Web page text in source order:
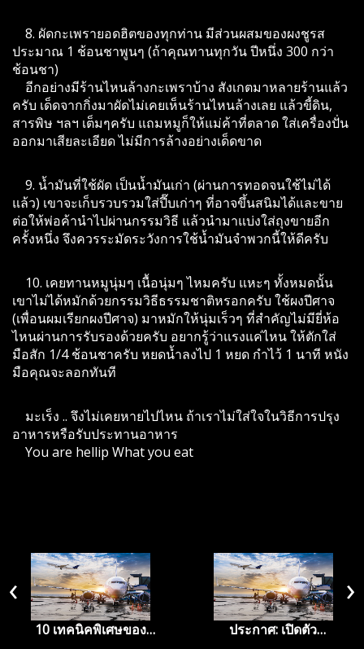
8. ผัดกะเพรายอดฮิตของทุกท่าน มีส่วนผสมของผงชูรส
ประมาณ 1 ช้อนชาพูนๆ (ถ้าคุณทานทุกวัน ปีหนึ่ง 300 กว่า
ช้อนชา)
อีกอย่างมีร้านไหนล้างกะเพราบ้าง สังเกตมาหลายร้านแล้ว
ครับ เด็ดจากกิ่งมาผัดไม่เคยเห็นร้านไหนล้างเลย แล้วขี้ดิน,
สารพิษ ฯลฯ เต็มๆครับ แถมหมูก็ให้แม่ค้าที่ตลาด ใส่เครื่องปั่น
ออกมาเสียละเอียด ไม่มีการล้างอย่างเด็ดขาด
9. น้ำมันที่ใช้ผัด เป็นน้ำมันเก่า (ผ่านการทอดจนใช้ไม่ได้
แล้ว) เขาจะเก็บรวบรวมใส่ปี๊บเก่าๆ ที่อาจขึ้นสนิมได้และขาย
ต่อให้พ่อค้านำไปผ่านกรรมวิธี แล้วนำมาแบ่งใส่ถุงขายอีก
ครั้งหนึ่ง จึงควรระมัดระวังการใช้น้ำมันจำพวกนี้ให้ดีครับ
10. เคยทานหมูนุ่มๆ เนื้อนุ่มๆ ไหมครับ แหะๆ ทั้งหมดนั้น
เขาไม่ได้หมักด้วยกรรมวิธีธรรมชาติหรอกครับ ใช้ผงปีศาจ
(เพื่อนผมเรียกผงปีศาจ) มาหมักให้นุ่มเร็วๆ ที่สำคัญไม่มียี่ห้อ
ไหนผ่านการรับรองด้วยครับ อยากรู้ว่าแรงแค่ไหน ให้ตักใส่
มือสัก 1/4 ช้อนชาครับ หยดน้ำลงไป 1 หยด กำไว้ 1 นาที หนัง
มือคุณจะลอกทันที
มะเร็ง .. จึงไม่เคยหายไปไหน ถ้าเราไม่ใส่ใจในวิธีการปรุง
อาหารหรือรับประทานอาหาร
You are hellip What you eat
10 เทคนิคพิเศษของ
ประกาศ: เปิดตัว
‹ ›